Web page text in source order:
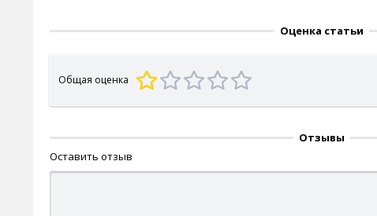
Оценка статьи
Общая оценка
Отзывы
Оставить отзыв